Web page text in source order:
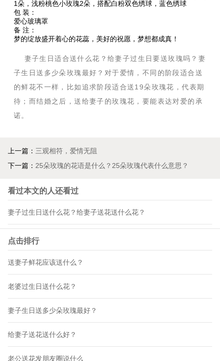
1朵，浅粉桃色小玫瑰2朵，搭配白粉双色绣球，蓝色绣球
包 装：
爱心玻璃罩
备 注：
梦的绽放盛开着心的花蕊，美好的祝愿，梦想都成真！
妻子生日适合送什么花？给妻子过生日要送玫瑰吗？妻
子生日送多少朵玫瑰最好？对于爱情，不同的阶段适合送
的鲜花不一样，比如追求阶段适合送19朵玫瑰花，代表期
待；而结婚之后，送给妻子的玫瑰花，要能表达对爱的承
诺。
上一篇： 三观相符，爱情无阻
下一篇： 25朵玫瑰的花语是什么？25朵玫瑰代表什么意思？
看过本文的人还看过
妻子过生日送什么花？给妻子送花送什么花？
点击排行
送妻子鲜花应该送什么？
老婆过生日送什么花？
妻子生日送多少朵玫瑰最好？
给妻子送花送什么好？
老公送花发朋友圈说什么